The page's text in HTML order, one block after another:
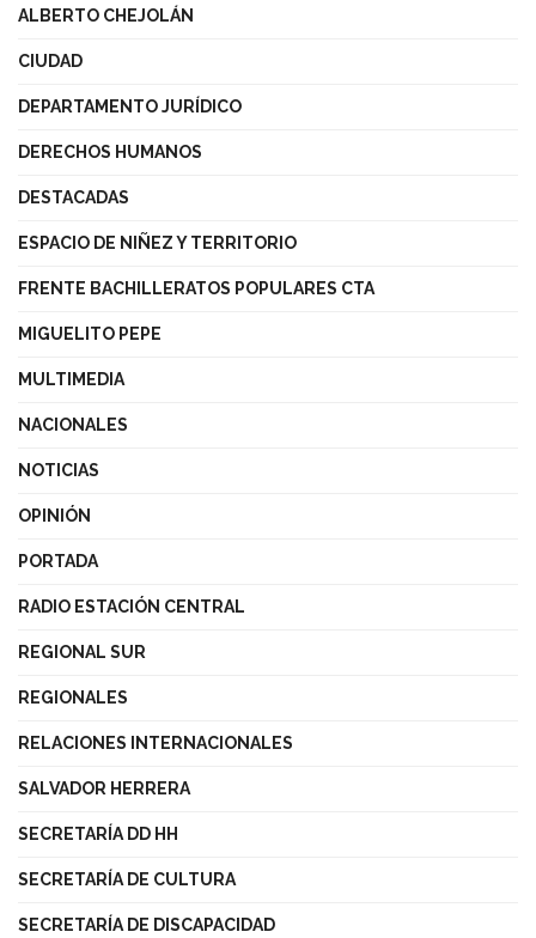
ALBERTO CHEJOLÁN
CIUDAD
DEPARTAMENTO JURÍDICO
DERECHOS HUMANOS
DESTACADAS
ESPACIO DE NIÑEZ Y TERRITORIO
FRENTE BACHILLERATOS POPULARES CTA
MIGUELITO PEPE
MULTIMEDIA
NACIONALES
NOTICIAS
OPINIÓN
PORTADA
RADIO ESTACIÓN CENTRAL
REGIONAL SUR
REGIONALES
RELACIONES INTERNACIONALES
SALVADOR HERRERA
SECRETARÍA DD HH
SECRETARÍA DE CULTURA
SECRETARÍA DE DISCAPACIDAD